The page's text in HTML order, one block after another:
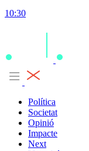
10:30
Política
Societat
Opinió
Impacte
Next